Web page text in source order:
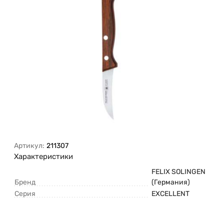
Артикул: 211307
Характеристики
Бренд
FELIX SOLINGEN
(Германия)
Серия
EXCELLENT